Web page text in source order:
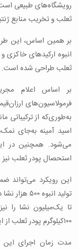
رویشگاه‌های طبیعی
ثعلب و تخریب منابع
بر همین اساس، این
انبوه ارکیدهای خاکزی
ثعلب طراحی شده است.
بر اساس اعلام
فرمولاسیون‌های
به‌طوری‌که از ترکیباتی
اسید آمینه به‌جای
می‌شود. همچنین در
استحصال پودر ثعلب
تولید
تا یک‌میلیون نشا را
۱۰۰کیلوگرم پودر ثعلب از این طریق تولید شود.